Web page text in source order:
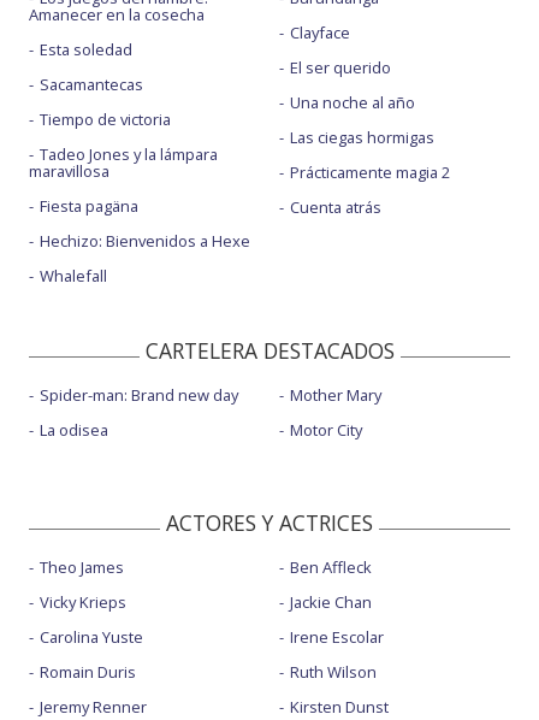
Amanecer en la cosecha
Esta soledad
Sacamantecas
Tiempo de victoria
Tadeo Jones y la lámpara
maravillosa
Fiesta pagäna
Hechizo: Bienvenidos a Hexe
Whalefall
Clayface
El ser querido
Una noche al año
Las ciegas hormigas
Prácticamente magia 2
Cuenta atrás
CARTELERA DESTACADOS
Spider-man: Brand new day
La odisea
Mother Mary
Motor City
ACTORES Y ACTRICES
Theo James
Vicky Krieps
Carolina Yuste
Romain Duris
Jeremy Renner
Ben Affleck
Jackie Chan
Irene Escolar
Ruth Wilson
Kirsten Dunst